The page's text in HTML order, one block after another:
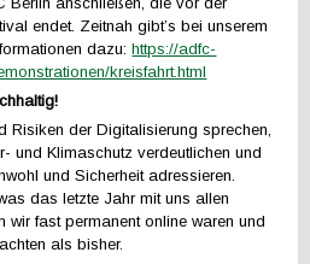
endet. Zeitnah gibt’s bei unserem
dazu:https://adfc-
kreisfahrt.html
Risiken der Digitalisierung sprechen,
und Klimaschutz verdeutlichen und
und Sicherheit adressieren.
das letzte Jahr mit uns allen
wir fast permanent online waren und
als bisher.